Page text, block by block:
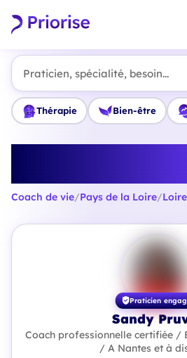
Praticien, spécialité, besoin...
Thérapie Bien-être
Coach de vie/Pays de la Loire/
Praticien
Sandy
Coach professionnelle certifiée /
/ A Nantes et à